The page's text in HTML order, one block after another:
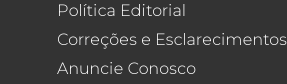
Política Editorial
Correções e Esclarecimentos
Anuncie Conosco